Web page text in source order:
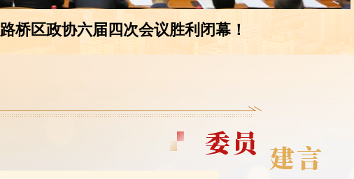
路桥区政协六届四次会议胜利闭幕！